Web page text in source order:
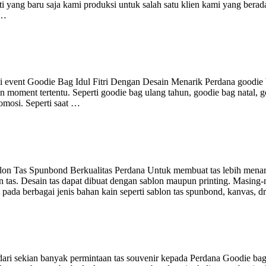
yang baru saja kami produksi untuk salah satu klien kami yang
Goodie Bag Idul Fitri Dengan Desain Menarik Perdana goodie
moment tertentu. Seperti goodie bag ulang tahun, goodie bag natal,
Seperti saat …
Tas Spunbond Berkualitas Perdana Untuk membuat tas lebih
Desain tas dapat dibuat dengan sablon maupun printing. Masing-
berbagai jenis bahan kain seperti sablon tas spunbond, kanvas,
sekian banyak permintaan tas souvenir kepada Perdana Goodie